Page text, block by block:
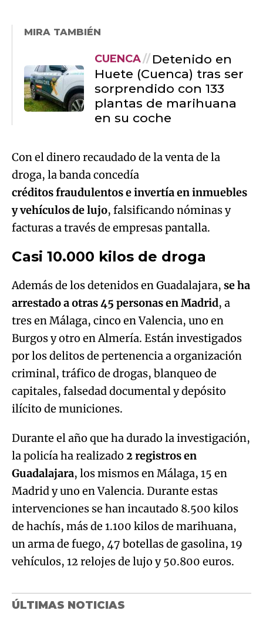
MIRA TAMBIÉN
CUENCA
Detenido en
Huete (Cuenca) tras ser
sorprendido con 133
plantas de marihuana
en su coche
Con el dinero recaudado de la venta de la
droga, la banda concedía
créditos fraudulentos e invertía en inmuebles
y vehículos de lujo, falsificando nóminas y
facturas a través de empresas pantalla.
Casi 10.000 kilos de droga
Además de los detenidos en Guadalajara, se ha
arrestado a otras 45 personas en Madrid, a
tres en Málaga, cinco en Valencia, uno en
Burgos y otro en Almería. Están investigados
por los delitos de pertenencia a organización
criminal, tráfico de drogas, blanqueo de
capitales, falsedad documental y depósito
ilícito de municiones.
Durante el año que ha durado la investigación,
la policía ha realizado 2 registros en
Guadalajara, los mismos en Málaga, 15 en
Madrid y uno en Valencia. Durante estas
intervenciones se han incautado 8.500 kilos
de hachís, más de 1.100 kilos de marihuana,
un arma de fuego, 47 botellas de gasolina, 19
vehículos, 12 relojes de lujo y 50.800 euros.
ÚLTIMAS NOTICIAS